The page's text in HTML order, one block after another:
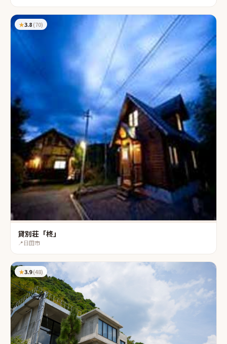
★3.8(70)
貸別荘「柊」
📍日田市
★3.9(48)